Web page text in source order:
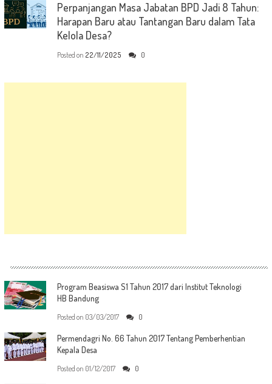
Perpanjangan Masa Jabatan BPD Jadi 8 Tahun:
Harapan Baru atau Tantangan Baru dalam Tata
Kelola Desa?
Posted on 22/11/2025 0
Program Beasiswa S1 Tahun 2017 dari Institut Teknologi
HB Bandung
Posted on 03/03/2017 0
Permendagri No. 66 Tahun 2017 Tentang Pemberhentian
Kepala Desa
Posted on 01/12/2017 0